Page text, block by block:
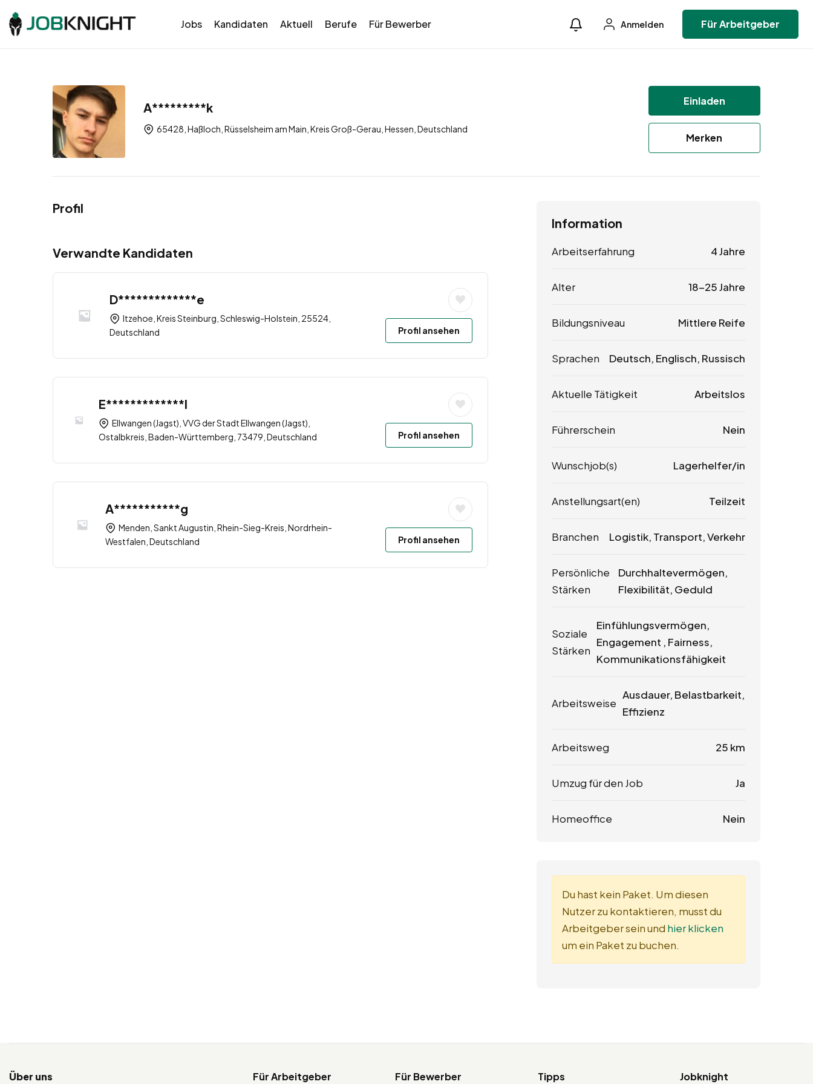
Jobs Kandidaten Aktuell Berufe Für Bewerber Anmelden Für Arbeitgeber
A*********k
65428, Haßloch, Rüsselsheim am Main, Kreis Groß-Gerau, Hessen, Deutschland
Einladen
Merken
Profil
Verwandte Kandidaten
D*************e
Itzehoe, Kreis Steinburg, Schleswig-Holstein, 25524,
Deutschland
Profil ansehen
E*************l
Ellwangen (Jagst), VVG der Stadt Ellwangen (Jagst),
Ostalbkreis, Baden-Württemberg, 73479, Deutschland
Profil ansehen
A***********g
Menden, Sankt Augustin, Rhein-Sieg-Kreis, Nordrhein-
Westfalen, Deutschland
Profil ansehen
Information
Arbeitserfahrung 4 Jahre
Alter 18-25 Jahre
Bildungsniveau Mittlere Reife
Sprachen Deutsch, Englisch, Russisch
Aktuelle Tätigkeit Arbeitslos
Führerschein Nein
Wunschjob(s) Lagerhelfer/in
Anstellungsart(en) Teilzeit
Branchen Logistik, Transport, Verkehr
Persönliche
Stärken
Durchhaltevermögen,
Flexibilität, Geduld
Soziale
Stärken
Einfühlungsvermögen,
Engagement , Fairness,
Kommunikationsfähigkeit
Arbeitsweise
Ausdauer, Belastbarkeit,
Effizienz
Arbeitsweg 25 km
Umzug für den Job Ja
Homeoffice Nein
Du hast kein Paket. Um diesen
Nutzer zu kontaktieren, musst du
Arbeitgeber sein und hier klicken
um ein Paket zu buchen.
Über uns Für Arbeitgeber Für Bewerber Tipps Jobknight